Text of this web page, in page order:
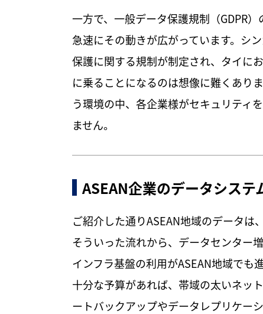
一方で、一般データ保護規制（GDPR
急速にその動きが広がっています。シ
保護に関する規制が制定され、タイに
に乗ることになるのは想像に難くあり
う環境の中、各企業様がセキュリティ
ません。
ASEAN企業のデータシステ
ご紹介した通りASEAN地域のデータは
そういった流れから、データセンター
インフラ基盤の利用がASEAN地域でも
十分な予算があれば、帯域の太いネッ
ートバックアップやデータレプリケー